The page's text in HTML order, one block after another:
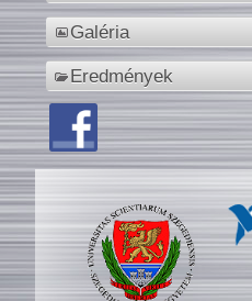
Galéria
Eredmények